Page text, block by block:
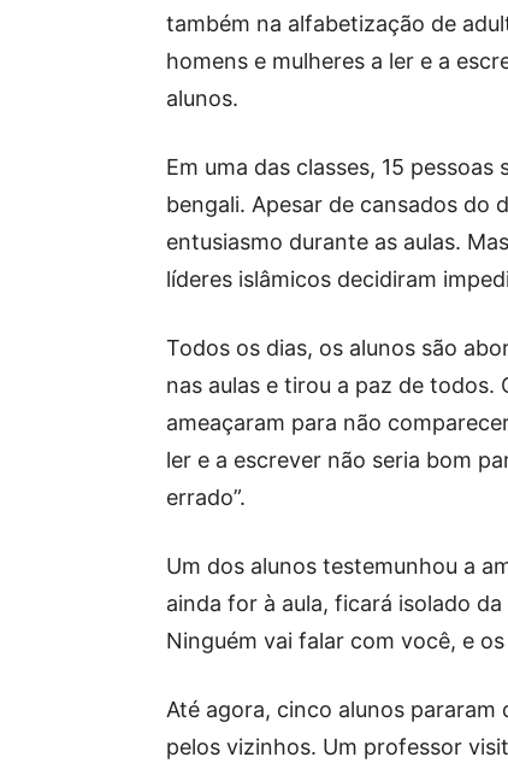
também na alfabetização de
homens e mulheres a ler e a
alunos.
Em uma das classes, 15
bengali. Apesar de cansados do
entusiasmo durante as aulas.
líderes islâmicos decidiram
Todos os dias, os alunos são
nas aulas e tirou a paz de todos.
ameaçaram para não
ler e a escrever não seria bom
errado”.
Um dos alunos testemunhou a
ainda for à aula, ficará isolado
Ninguém vai falar com você, e
Até agora, cinco alunos
pelos vizinhos. Um professor